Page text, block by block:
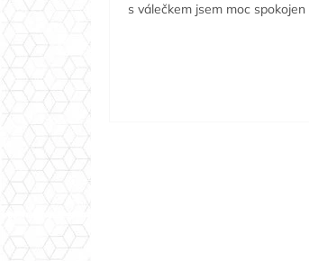
s válečkem jsem moc spokojen
p